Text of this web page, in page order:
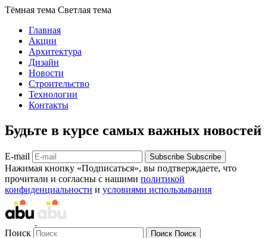
Тёмная тема Светлая тема
Главная
Акции
Архитектура
Дизайн
Новости
Строительство
Технологии
Контакты
Будьте в курсе самых важных новостей
E-mail Subscribe Subscribe
Нажимая кнопку «Подписаться», вы подтверждаете, что
прочитали и согласны с нашими политикой
конфиденциальности и условиями использывания
Поиск Поиск Поиск